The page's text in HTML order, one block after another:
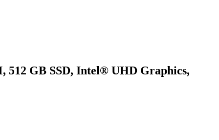
512 GB SSD, Intel® UHD Graphics,